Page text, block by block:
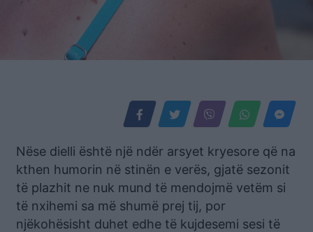
Nëse dielli është një ndër arsyet kryesore që na
kthen humorin në stinën e verës, gjatë sezonit
të plazhit ne nuk mund të mendojmë vetëm si
të nxihemi sa më shumë prej tij, por
njëkohësisht duhet edhe të kujdesemi sesi të